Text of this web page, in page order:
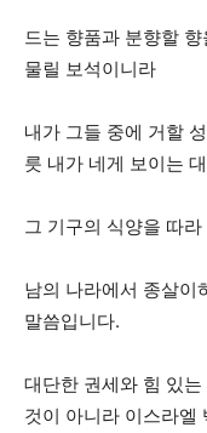
드는 향품과 분향할
물릴 보석이니라
내가 그들 중에 거할
릇 내가 네게 보이는
그 기구의 식양을 따라
남의 나라에서 종살이
말씀입니다.
대단한 권세와 힘 있
것이 아니라 이스라엘